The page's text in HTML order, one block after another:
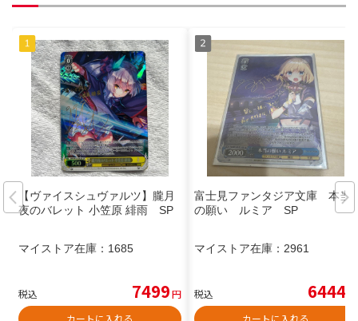
【ヴァイスシュヴァルツ】朧月
夜のバレット 小笠原 緋雨 SP
マイストア在庫： 1685
税込 7499円
富士見ファンタジア文庫 本当
の願い ルミア SP
マイストア在庫： 2961
税込 6444